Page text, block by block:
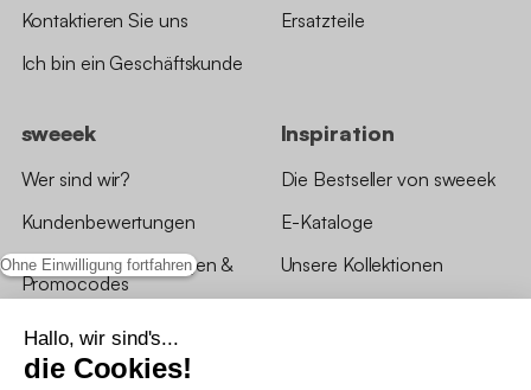
Ohne Einwilligung fortfahren
Hallo, wir sind's...
die Cookies!
Kontaktieren Sie uns
Ich bin ein Geschäftskunde
Ersatzteile
sweeek
Wer sind wir?
Kundenbewertungen
*Angebotsbedingungen &
Promocodes
Bewertungen von sweeek
Unsere Geschäfte
Inspiration
Die Bestseller von sweeek
E-Kataloge
Unsere Kollektionen